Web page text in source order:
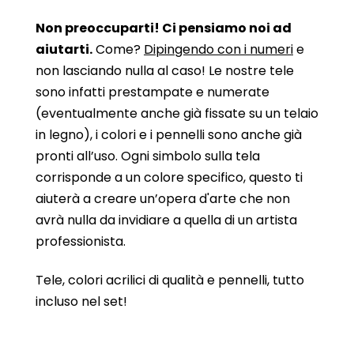
Non preoccuparti! Ci pensiamo noi ad
aiutarti.Come? Dipingendo con i numerie
non lasciando nulla al caso! Le nostre tele
sono infatti prestampate e numerate
(eventualmente anche già fissate su un telaio
in legno), i colori e i pennelli sono anche già
pronti all’uso. Ogni simbolo sulla tela
corrisponde a un colore specifico, questo ti
aiuterà a creare un’opera d'arte che non
avrà nulla da invidiare a quella di un artista
professionista.
Tele, colori acrilici di qualità e pennelli, tutto
incluso nel set!